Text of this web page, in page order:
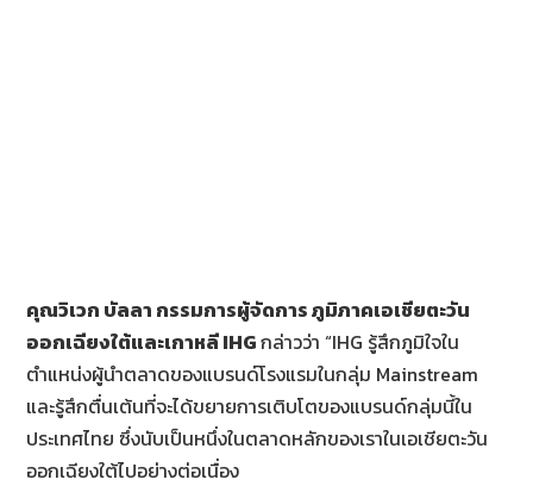
คุณวิเวก บัลลา กรรมการผู้จัดการ ภูมิภาคเอเชียตะวัน
ออกเฉียงใต้และเกาหลีIHGกล่าวว่า “IHG รู้สึกภูมิใจใน
ตำแหน่งผู้นำตลาดของแบรนด์โรงแรมในกลุ่ม Mainstream
และรู้สึกตื่นเต้นที่จะได้ขยายการเติบโตของแบรนด์กลุ่มนี้ใน
ประเทศไทย ซึ่งนับเป็นหนึ่งในตลาดหลักของเราในเอเชียตะวัน
ออกเฉียงใต้ไปอย่างต่อเนื่อง